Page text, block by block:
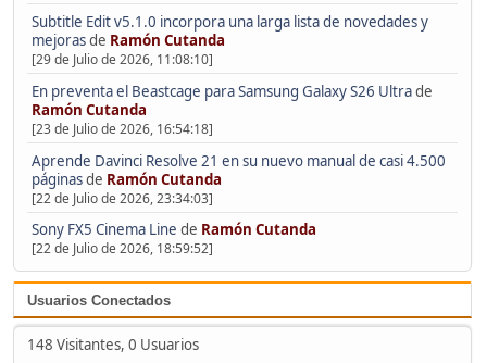
Subtitle Edit v5.1.0 incorpora una larga lista de novedades y
mejorasde Ramón Cutanda
[29 de Julio de 2026, 11:08:10]
En preventa el Beastcage para Samsung Galaxy S26 Ultrade
Ramón Cutanda
[23 de Julio de 2026, 16:54:18]
Aprende Davinci Resolve 21 en su nuevo manual de casi 4.500
páginasde Ramón Cutanda
[22 de Julio de 2026, 23:34:03]
Sony FX5 Cinema Line de Ramón Cutanda
[22 de Julio de 2026, 18:59:52]
Usuarios Conectados
148 Visitantes, 0 Usuarios